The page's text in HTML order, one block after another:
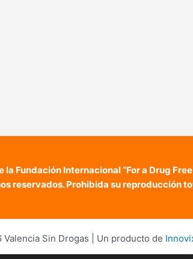
Fundación Internacional “For a Drug
reservados. Prohibida su reproducción
Sin Drogas | Un producto de